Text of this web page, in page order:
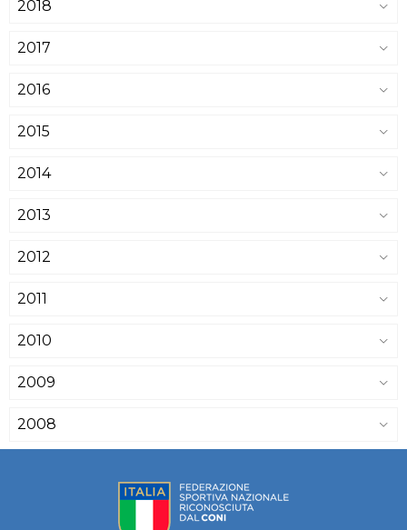
2018
2017
2016
2015
2014
2013
2012
2011
2010
2009
2008